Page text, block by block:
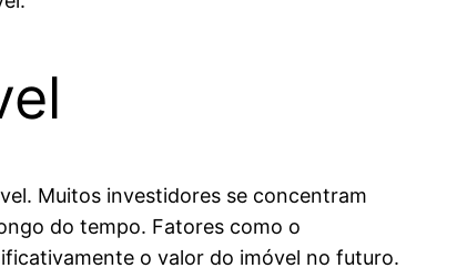
Muitos investidores se concentram
do tempo. Fatores como o
o valor do imóvel no futuro.